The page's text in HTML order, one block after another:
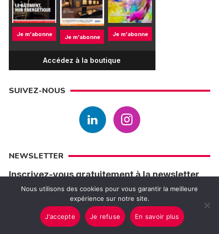
Je m'abonne Je m'abonne Je m'abonne
Accédez à la boutique
SUIVEZ-NOUS
NEWSLETTER
Inscrivez-vous gratuitement à la newsletter
Filière 3e
Nous utilisons des cookies pour vous garantir la meilleure
expérience sur notre site.
J'accepte Je refuse En savoir plus